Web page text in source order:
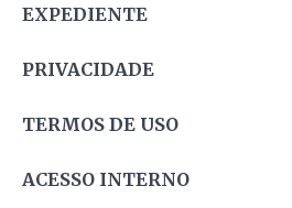
EXPEDIENTE
PRIVACIDADE
TERMOS DE USO
ACESSO INTERNO